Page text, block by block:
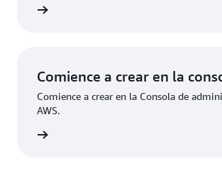
Comience a crear en la
Comience a crear en la Consola de
AWS.